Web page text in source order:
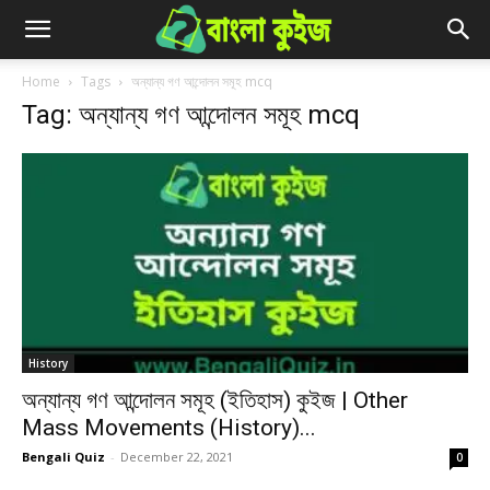
Home Tags অন্যান্য গণ আন্দোলন সমূহ mcq
Tag: অন্যান্য গণ আন্দোলন সমূহ mcq
History
অন্যান্য গণ আন্দোলন সমূহ (ইতিহাস) কুইজ | Other
Mass Movements (History)...
Bengali Quiz - December 22, 2021 0